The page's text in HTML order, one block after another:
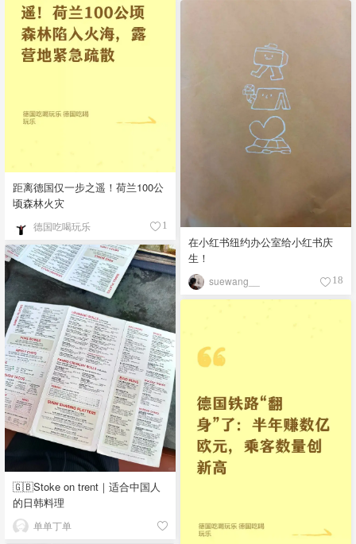
距离德国仅一步之遥！荷兰100公
顷森林火灾
德国吃喝玩乐 1
在小红书纽约办公室给小红书庆
生！
suewang__ 18
🇬🇧Stoke on trent｜适合中国人
的日韩料理
单单丁单